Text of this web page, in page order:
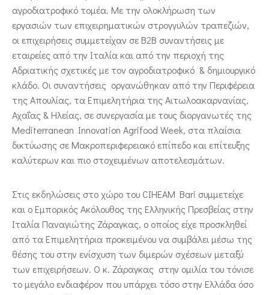
αγροδιατροφικό τομέα. Με την ολοκλήρωση των
εργασιών των επιχειρηματικών στρογγυλών τραπεζιών,
οι επιχειρήσεις συμμετείχαν σε Β2Β συναντήσεις με
εταιρείες από την Ιταλία και από την περιοχή της
Αδριατικής σχετικές με τον αγροδιατροφικό & δημιουργικό
κλάδο. Οι συναντήσεις οργανώθηκαν από την Περιφέρεια
της Απουλίας, τα Επιμελητήρια της Αιτωλοακαρνανίας,
Αχαΐας & Ηλείας, σε συνεργασία με τους διοργανωτές της
Mediterranean Innovation Agrifood Week, στα πλαίσια
δικτύωσης σε Μακροπεριφερειακό επίπεδο και επίτευξης
καλύτερων και πιο στοχευμένων αποτελεσμάτων.
Στις εκδηλώσεις στο χώρο του CIHEAM Bari συμμετείχε
και ο Εμπορικός Ακόλουθος της Ελληνικής Πρεσβείας στην
Ιταλία Παναγιώτης Ζάραγκας, ο οποίος είχε προσκληθεί
από τα Επιμελητήρια προκειμένου να συμβάλει μέσω της
θέσης του στην ενίσχυση των διμερών σχέσεων μεταξύ
των επιχειρήσεων. Ο κ. Ζάραγκας στην ομιλία του τόνισε
το μεγάλο ενδιαφέρον που υπάρχει τόσο στην Ελλάδα όσο